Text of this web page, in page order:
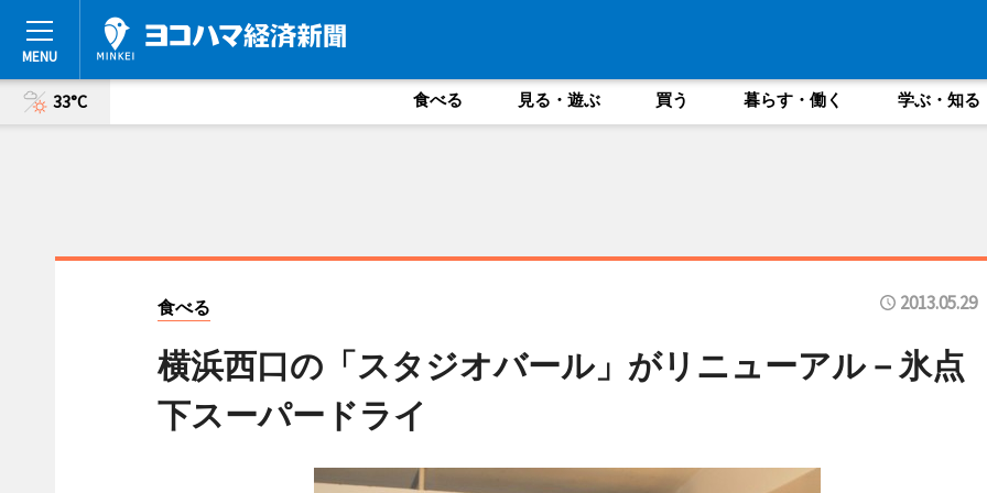
33°C 食べる 見る・遊ぶ 買う 暮らす・働く 学ぶ・知る
食べる 2013.05.29
横浜西口の「スタジオバール」がリニューアル－氷点
下スーパードライ